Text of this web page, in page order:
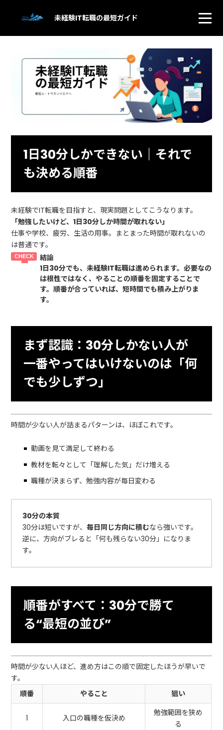
未経験IT転職の最短ガイド
1日30分しかできない｜それで
も決める順番
未経験でIT転職を目指すと、現実問題としてこうなります。
「勉強したいけど、1日30分しか時間が取れない」
仕事や学校、疲労、生活の用事。まとまった時間が取れないの
は普通です。
結論
1日30分でも、未経験IT転職は進められます。必要なの
は根性ではなく、やることの順番を固定することで
す。順番が合っていれば、短時間でも積み上がりま
す。
まず認識：30分しかない人が
一番やってはいけないのは「何
でも少しずつ」
時間が少ない人が詰まるパターンは、ほぼこれです。
動画を見て満足して終わる
教材を転々として「理解した気」だけ増える
職種が決まらず、勉強内容が毎日変わる
30分の本質
30分は短いですが、毎日同じ方向に積むなら強いです。
逆に、方向がブレると「何も残らない30分」になりま
す。
順番がすべて：30分で勝て
る“最短の並び”
時間が少ない人ほど、進め方はこの順で固定したほうが早いで
す。
順番
やること 狙い
1 入口の職種を仮決め
勉強範囲を狭め
る